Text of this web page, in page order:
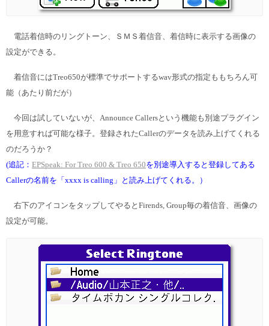
電話着信時のリングトーン、ＳＭＳ着信音、着信時に表示する画像の
設定ができる。
着信音にはTreo650が標準でサポートするwav形式の指定ももちろん可
能（あたり前だが）
今回は試していないが、Announce Callersという機能も別途プラグイン
を用意すれば可能な様子。登録されたCallerのデータを読み上げてくれる
のだろうか？
(追記： EPSpeak: For Treo 600 & Treo 650を別途導入すると登録してある
Callerの名前を「xxxx is calling」と読み上げてくれる。）
右下のアイコンをタップしてやるとFirends, Group毎の着信音、画像の
設定が可能。